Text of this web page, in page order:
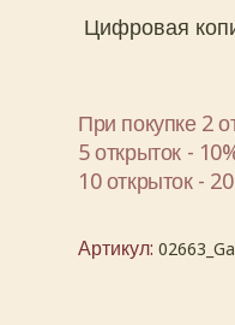
Цифровая
При покупке 2
5 открыток -
10 открыток -
Артикул: